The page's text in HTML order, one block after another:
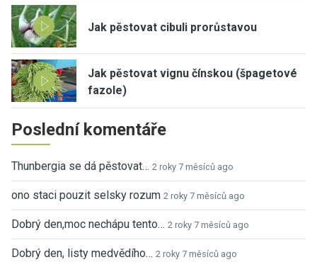
Jak pěstovat cibuli prorůstavou
Jak pěstovat vignu čínskou (špagetové
fazole)
Poslední komentáře
Thunbergia se dá pěstovat… 2 roky 7 měsíců ago
ono staci pouzit selsky rozum 2 roky 7 měsíců ago
Dobrý den,moc nechápu tento… 2 roky 7 měsíců ago
Dobrý den, listy medvědího… 2 roky 7 měsíců ago